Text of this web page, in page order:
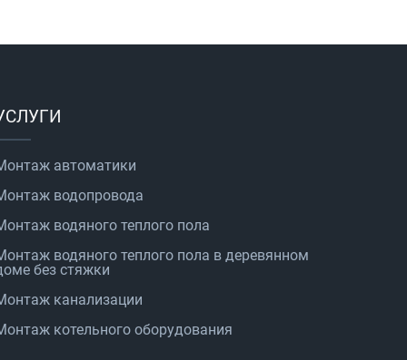
автоматики
водопровода
водяного теплого пола
водяного теплого пола в деревянном
без стяжки
канализации
котельного оборудования